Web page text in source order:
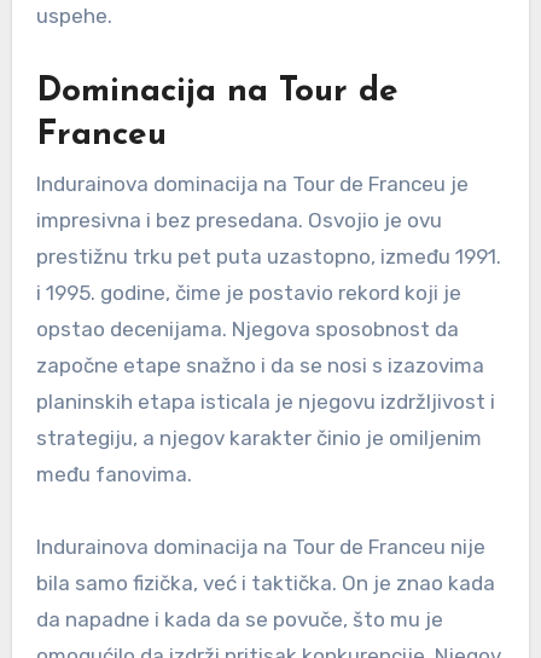
uspehe.
Dominacija na Tour de
Franceu
Indurainova dominacija na Tour de Franceu je
impresivna i bez presedana. Osvojio je ovu
prestižnu trku pet puta uzastopno, između 1991.
i 1995. godine, čime je postavio rekord koji je
opstao decenijama. Njegova sposobnost da
započne etape snažno i da se nosi s izazovima
planinskih etapa isticala je njegovu izdržljivost i
strategiju, a njegov karakter činio je omiljenim
među fanovima.
Indurainova dominacija na Tour de Franceu nije
bila samo fizička, već i taktička. On je znao kada
da napadne i kada da se povuče, što mu je